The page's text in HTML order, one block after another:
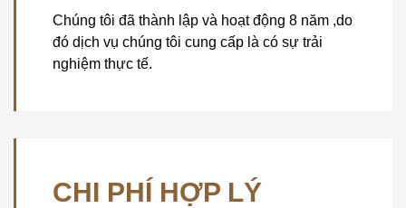
Chúng tôi đã thành lập và hoạt động 8 năm ,do
đó dịch vụ chúng tôi cung cấp là có sự trải
nghiệm thực tế.
CHI PHÍ HỢP LÝ